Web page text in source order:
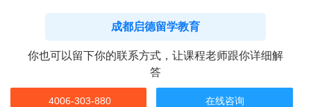
成都启德留学教育
你也可以留下你的联系方式，让课程老师跟你详细解
答
4006-303-880 在线咨询